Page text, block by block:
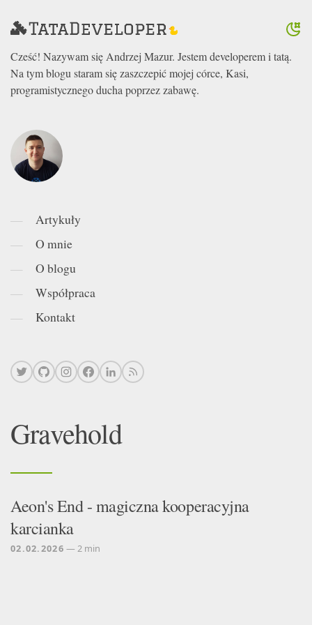
Cześć! Nazywam się Andrzej Mazur. Jestem developerem i tatą.
Na tym blogu staram się zaszczepić mojej córce, Kasi,
programistycznego ducha poprzez zabawę.
Artykuły
O mnie
O blogu
Współpraca
Kontakt
Gravehold
Aeon's End - magiczna kooperacyjna
karcianka
02.02.2026 — 2 min